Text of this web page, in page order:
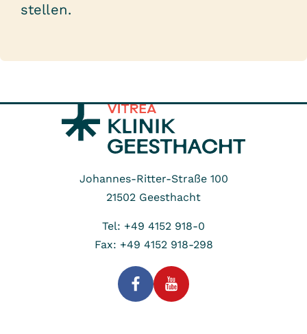
stellen.
Johannes-Ritter-Straße 100
21502 Geesthacht
Tel: +49 4152 918-0
Fax: +49 4152 918-298